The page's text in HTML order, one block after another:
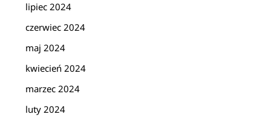
lipiec 2024
czerwiec 2024
maj 2024
kwiecień 2024
marzec 2024
luty 2024